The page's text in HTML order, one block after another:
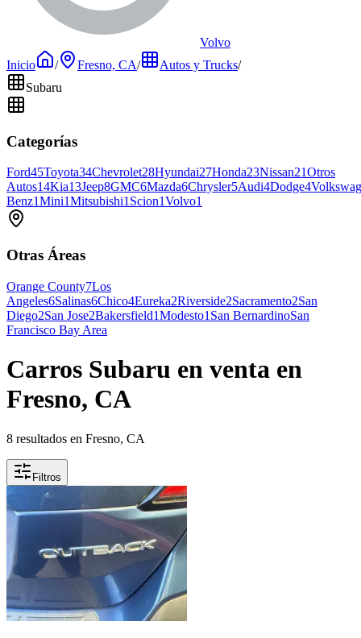
Volvo
Inicio
/ Fresno, CA/ Autos y Trucks/
Subaru
Categorías
Ford45Toyota34Chevrolet28Hyundai27Honda23Nissan21Otros
Autos14Kia13Jeep8GMC6Mazda6Chrysler5Audi4Dodge4
Benz1Mini1Mitsubishi1Scion1Volvo1
Otras Áreas
Orange County7Los
Angeles6Salinas6Chico4Eureka2Riverside2Sacramento2San
Diego2San Jose2Bakersfield1Modesto1 San BernardinoSan
Francisco Bay Area
Carros Subaru en venta en
Fresno, CA
8 resultados en Fresno, CA
Filtros